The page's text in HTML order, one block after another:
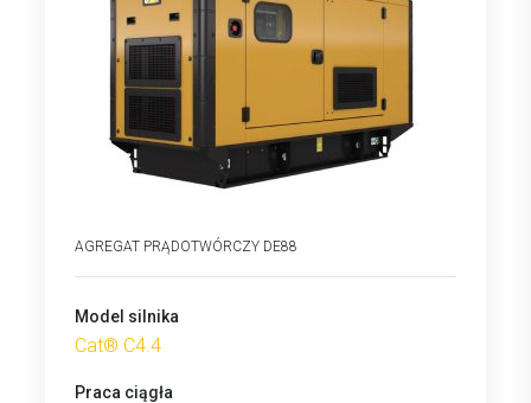
AGREGAT PRĄDOTWÓRCZY DE88
Model silnika
Cat® C4.4
Praca ciągła